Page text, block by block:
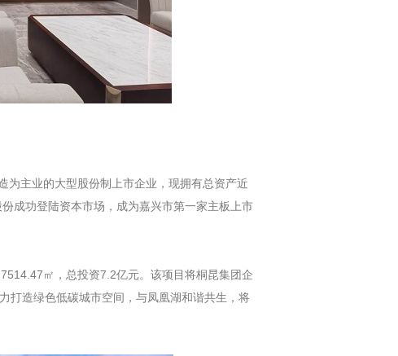
主业的大型股份制上市企业，现拥有总资产近
成功登陆资本市场，成为嘉兴市第一家主板上市
㎡，总投资7.2亿元。该项目将桐昆集团企
打造绿色低碳城市空间，与凤凰湖和谐共生，将